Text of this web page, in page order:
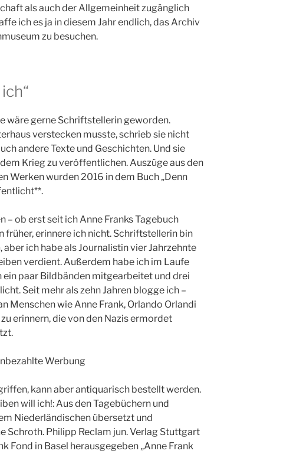
als auch der Allgemeinheit zugänglich
ich es ja in diesem Jahr endlich, das Archiv
zu besuchen.
wäre gerne Schriftstellerin geworden.
verstecken musste, schrieb sie nicht
andere Texte und Geschichten. Und sie
Krieg zu veröffentlichen. Auszüge aus den
Werken wurden 2016 in dem Buch „Denn
– ob erst seit ich Anne Franks Tagebuch
früher, erinnere ich nicht. Schriftstellerin bin
ich habe als Journalistin vier Jahrzehnte
verdient. Außerdem habe ich im Laufe
ein paar Bildbänden mitgearbeitet und drei
Seit mehr als zehn Jahren blogge ich –
Menschen wie Anne Frank, Orlando Orlandi
zu erinnern, die von den Nazis ermordet
Werbung
kann aber antiquarisch bestellt werden.
will ich!: Aus den Tagebüchern und
Niederländischen übersetzt und
Schroth. Philipp Reclam jun. Verlag Stuttgart
Fond in Basel herausgegeben „Anne Frank